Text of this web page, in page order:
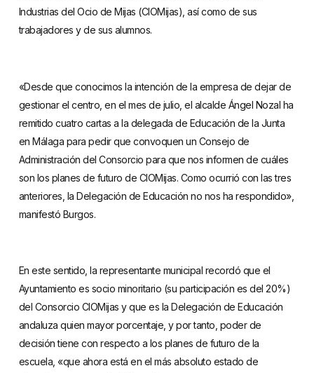
Industrias del Ocio de Mijas (CIOMijas), así como de sus
trabajadores y de sus alumnos.
«Desde que conocimos la intención de la empresa de dejar de
gestionar el centro, en el mes de julio, el alcalde Ángel Nozal ha
remitido cuatro cartas a la delegada de Educación de la Junta
en Málaga para pedir que convoquen un Consejo de
Administración del Consorcio para que nos informen de cuáles
son los planes de futuro de CIOMijas. Como ocurrió con las tres
anteriores, la Delegación de Educación no nos ha respondido»,
manifestó Burgos.
En este sentido, la representante municipal recordó que el
Ayuntamiento es socio minoritario (su participación es del 20%)
del Consorcio CIOMijas y que es la Delegación de Educación
andaluza quien mayor porcentaje, y por tanto, poder de
decisión tiene con respecto a los planes de futuro de la
escuela, «que ahora está en el más absoluto estado de